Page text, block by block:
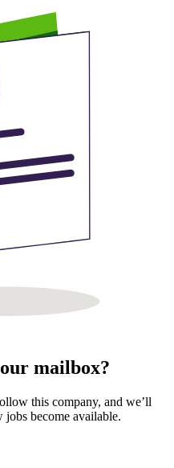
mailbox?
this company, and we’ll
become available.